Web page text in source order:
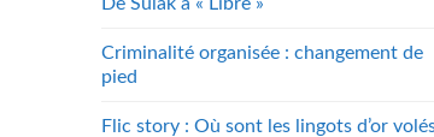
Criminalité organisée : changement de
pied
Flic story : Où sont les lingots d’or